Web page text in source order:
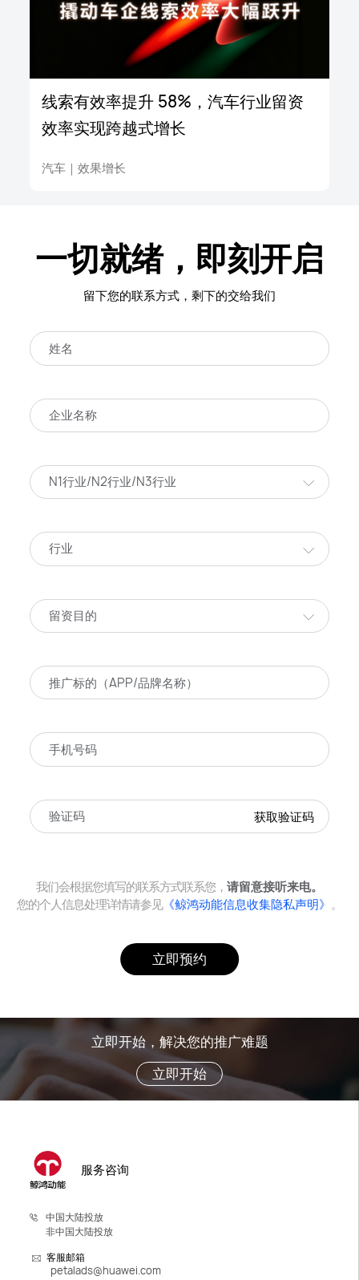
线索有效率提升 58%，汽车行业留资
效率实现跨越式增长
汽车 ｜效果增长
一切就绪，即刻开启
留下您的联系方式，剩下的交给我们
N1行业/N2行业/N3行业
行业
留资目的
获取验证码
我们会根据您填写的联系方式联系您， 请留意接听来电。
您的个人信息处理详情请参见《鲸鸿动能信息收集隐私声明》 。
立即预约
立即开始，解决您的推广难题
立即开始
服务咨询
中国大陆投放
非中国大陆投放
客服邮箱
petalads@huawei.com